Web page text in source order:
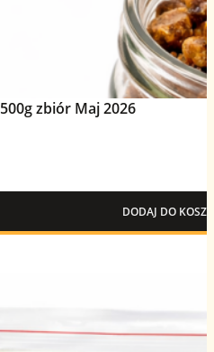
zbiór Maj 2026
DODAJ DO